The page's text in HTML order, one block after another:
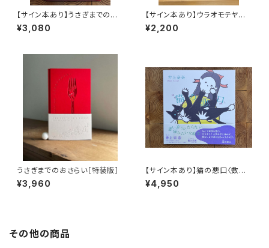
【サイン本あり】うさぎまでのお
さらい［通常版］
¥3,080
【サイン本あり】ウラオモテヤマ
ネコ
¥2,200
うさぎまでのおさらい［特装版］
¥3,960
【サイン本あり】猫の悪口〈数量
限定・オリジナルトート付き〉
¥4,950
その他の商品